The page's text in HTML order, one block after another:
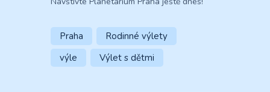
Praha
Rodinné výlety
výle
Výlet s dětmi